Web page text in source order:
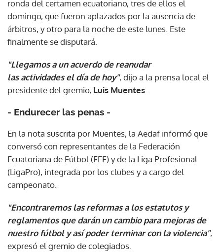
ronda del certamen ecuatoriano, tres de ellos el
domingo, que fueron aplazados por la ausencia de
árbitros, y otro para la noche de este lunes. Este
finalmente se disputará.
"Llegamos a un acuerdo de reanudar
las actividades el día de hoy", dijo a la prensa local el
presidente del gremio, Luis Muentes.
- Endurecer las penas -
En la nota suscrita por Muentes, la Aedaf informó que
conversó con representantes de la Federación
Ecuatoriana de Fútbol (FEF) y de la Liga Profesional
(LigaPro), integrada por los clubes y a cargo del
campeonato.
"Encontraremos las reformas a los estatutos y
reglamentos que darán un cambio para mejoras de
nuestro fútbol y así poder terminar con la violencia",
expresó el gremio de colegiados.